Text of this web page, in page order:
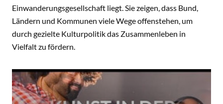
Einwanderungsgesellschaft liegt. Sie zeigen, dass Bund,
Ländern und Kommunen viele Wege offenstehen, um
durch gezielte Kulturpolitik das Zusammenleben in
Vielfalt zu fördern.